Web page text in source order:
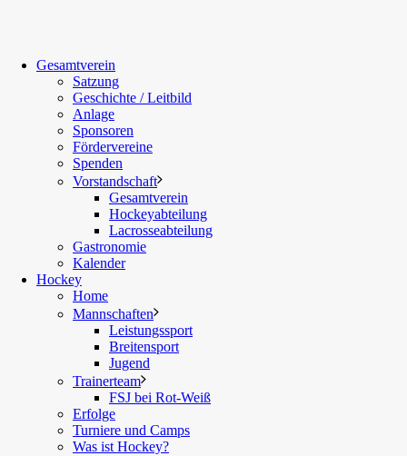
Gesamtverein
Satzung
Geschichte / Leitbild
Anlage
Sponsoren
Fördervereine
Spenden
Vorstandschaft
Gesamtverein
Hockeyabteilung
Lacrosseabteilung
Gastronomie
Kalender
Hockey
Home
Mannschaften
Leistungssport
Breitensport
Jugend
Trainerteam
FSJ bei Rot-Weiß
Erfolge
Turniere und Camps
Was ist Hockey?